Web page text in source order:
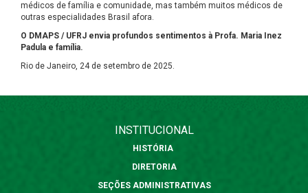
médicos de família e comunidade, mas também muitos médicos de
outras especialidades Brasil afora.
O DMAPS / UFRJ envia profundos sentimentos à Profa. Maria Inez
Padula e família.
Rio de Janeiro, 24 de setembro de 2025.
INSTITUCIONAL
HISTÓRIA
DIRETORIA
SEÇÕES ADMINISTRATIVAS